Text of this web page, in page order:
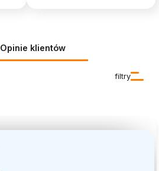
Opinie klientów
filtry